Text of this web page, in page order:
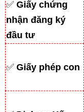
✅ Giấy chứng
nhận đăng ký
đầu tư
✅ Giấy phép con